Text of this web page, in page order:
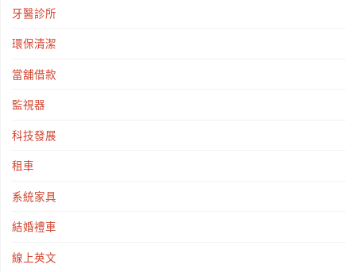
牙醫診所
環保清潔
當舖借款
監視器
科技發展
租車
系統家具
結婚禮車
線上英文